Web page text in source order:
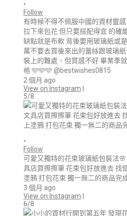
•
Follow
有時候不得不佩服中國的資材靈
拉下來包花 但只要搭配得宜 的確
缺點就是布軟 背後要用玻璃紙或
萬不要去買後來出的蕾絲跟玻璃
裝上的難處、但質感不好 畢業季
格 🩵🩵🩵 @bestwishes0815
2 個月 ago
View on Instagram
5/8
•
Follow
可愛又獨特的花束玻璃紙包裝法
具店買擦擦筆 花束包好放進去 找
塗鴉 打包花束 獨一無二的商品完
3 個月 ago
View on Instagram
6/8